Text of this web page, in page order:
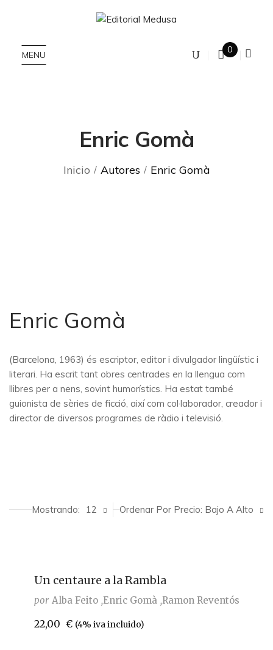
MENU 0
Enric Gomà
Inicio Autores Enric Gomà
Enric Gomà
(Barcelona, 1963) és escriptor, editor i divulgador lingüístic i
literari. Ha escrit tant obres centrades en la llengua com
llibres per a nens, sovint humorístics. Ha estat també
guionista de sèries de ficció, així com col·laborador, creador i
director de diversos programes de ràdio i televisió.
Ordenar Por Precio: Bajo A Alto
Mostrando: 12
Un centaure a la Rambla
por Alba Feito Enric Gomà Ramon Reventós
22,00 € (4% iva incluido)